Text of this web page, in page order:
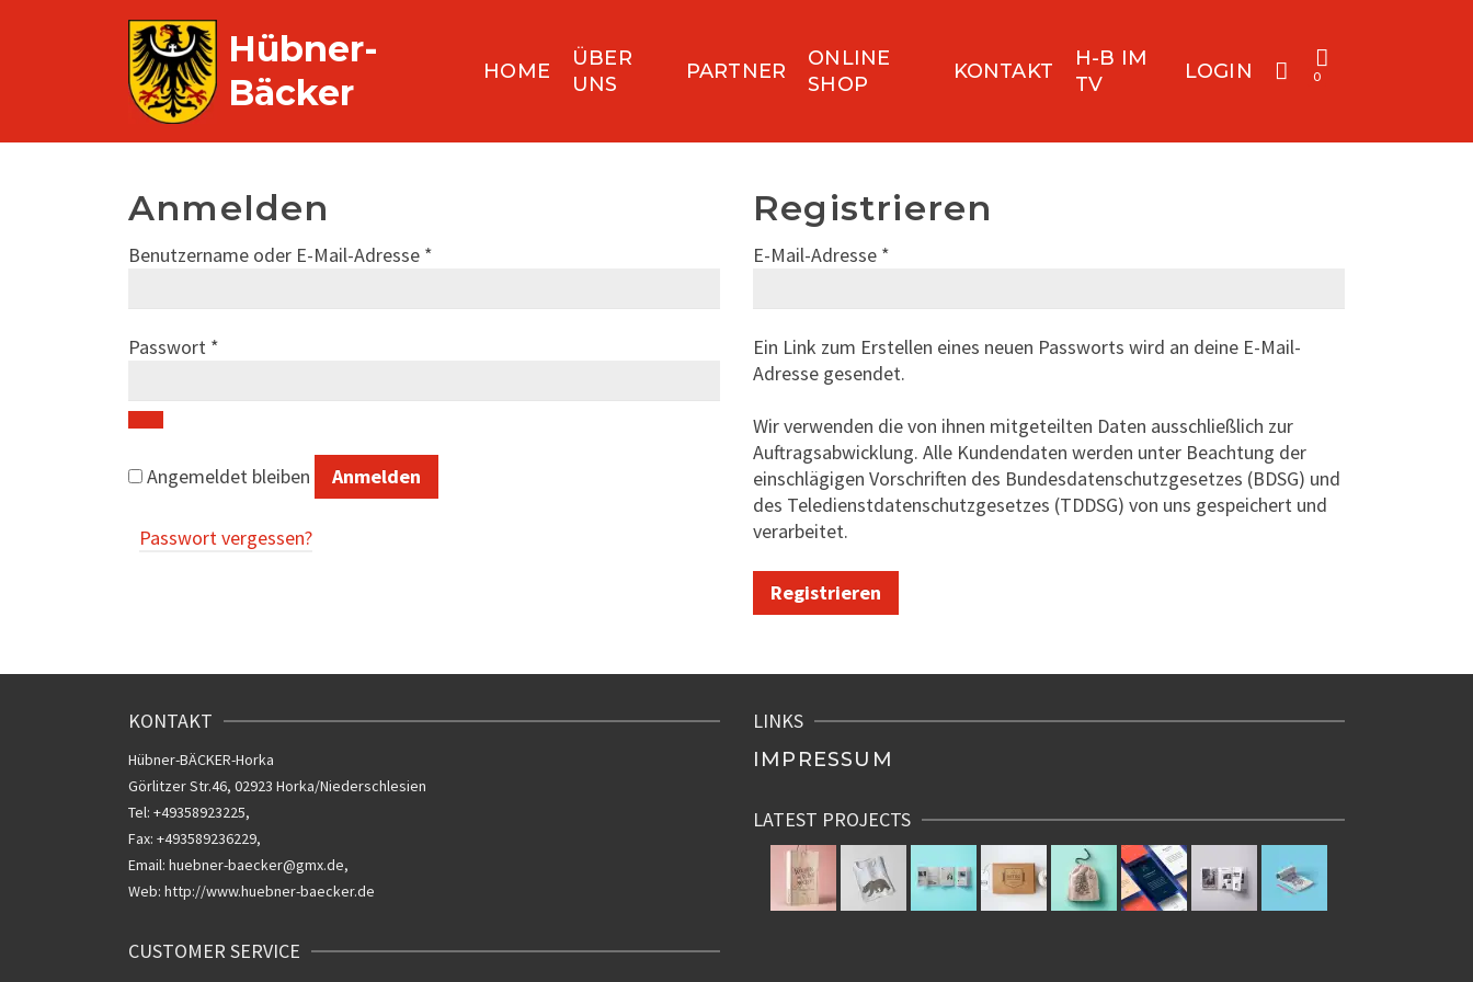
Hübner-
Bäcker
HOME
ÜBER
UNS
PARTNER
ONLINE
SHOP
KONTAKT
H-B IM
TV
LOGIN 0
Anmelden
Benutzername oder E-Mail-Adresse *
Passwort *
Angemeldet bleiben Anmelden
Passwort vergessen?
Registrieren
E-Mail-Adresse *
Ein Link zum Erstellen eines neuen Passworts wird an deine E-Mail-
Adresse gesendet.
Wir verwenden die von ihnen mitgeteilten Daten ausschließlich zur
Auftragsabwicklung. Alle Kundendaten werden unter Beachtung der
einschlägigen Vorschriften des Bundesdatenschutzgesetzes (BDSG) und
des Teledienstdatenschutzgesetzes (TDDSG) von uns gespeichert und
verarbeitet.
Registrieren
KONTAKT
Hübner-BÄCKER-Horka
Görlitzer Str.46, 02923 Horka/Niederschlesien
Tel: +49358923225,
Fax: +493589236229,
Email: huebner-baecker@gmx.de,
Web: http://www.huebner-baecker.de
CUSTOMER SERVICE
LINKS
IMPRESSUM
LATEST PROJECTS